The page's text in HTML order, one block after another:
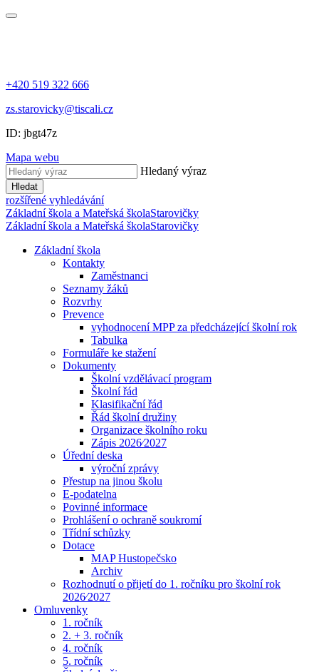
+420 519 322 666
zs.starovicky@tiscali.cz
ID: jbgt47z
Mapa webu
Hledaný výraz
Hledat
rozšířené vyhledávání
Základní škola a Mateřská školaStarovičky
Základní škola a Mateřská školaStarovičky
Základní škola
Kontakty
Zaměstnanci
Seznamy žáků
Rozvrhy
Prevence
vyhodnocení MPP za předcházející školní rok
Tabulka
Formuláře ke stažení
Dokumenty
Školní vzdělávací program
Školní řád
Klasifikační řád
Řád školní družiny
Organizace školního roku
Zápis 2026⁄2027
Úřední deska
výroční zprávy
Přestup na jinou školu
E-podatelna
Povinné informace
Prohlášení o ochraně soukromí
Třídní schůzky
Dotace
MAP Hustopečsko
Archiv
Rozhodnutí o přijetí do 1. ročníku pro školní rok
2026⁄2027
Omluvenky
1. ročník
2. + 3. ročník
4. ročník
5. ročník